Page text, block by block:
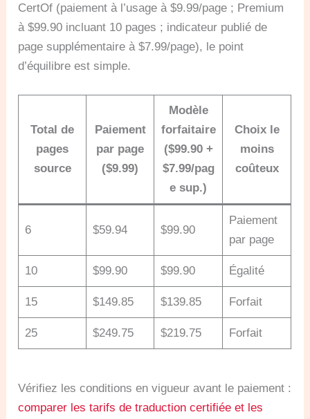
CertOf (paiement à l’usage à $9.99/page ; Premium
à $99.90 incluant 10 pages ; indicateur publié de
page supplémentaire à $7.99/page), le point
d’équilibre est simple.
Total de
pages
source
Paiement
par page
($9.99)
Modèle
forfaitaire
($99.90 +
$7.99/pag
e sup.)
Choix le
moins
coûteux
6 $59.94 $99.90
Paiement
par page
10 $99.90 $99.90 Égalité
15 $149.85 $139.85 Forfait
25 $249.75 $219.75 Forfait
Vérifiez les conditions en vigueur avant le paiement :
comparer les tarifs de traduction certifiée et les